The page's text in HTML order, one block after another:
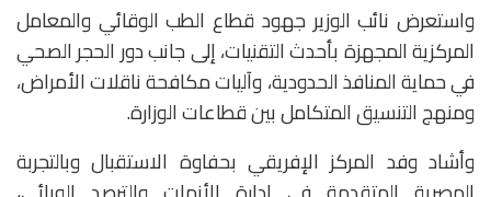
واستعرض نائب الوزير جهود قطاع الطب الوقائي والمعامل
المركزية المجهزة بأحدث التقنيات، إلى جانب دور الحجر الصحي
في حماية المنافذ الحدودية، وآليات مكافحة ناقلات الأمراض،
ومنهج التنسيق المتكامل بين قطاعات الوزارة.
وأشاد وفد المركز الإفريقي بحفاوة الاستقبال وبالتجربة